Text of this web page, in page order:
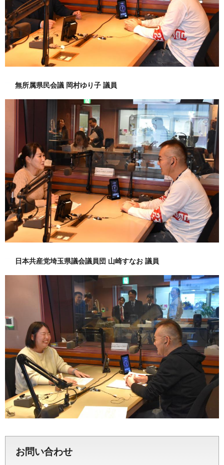
無所属県民会議 岡村ゆり子 議員
日本共産党埼玉県議会議員団 山崎すなお 議員
お問い合わせ